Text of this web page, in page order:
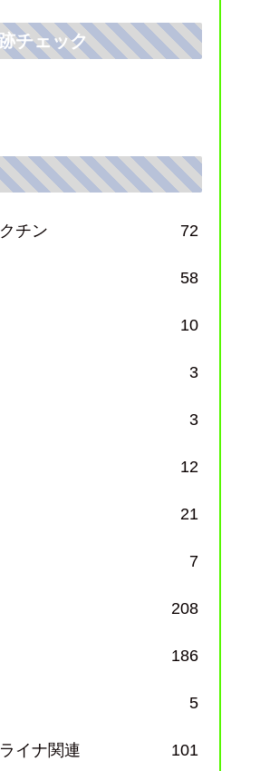
チェック
チン 72
58
10
3
3
12
21
7
208
186
5
イナ関連 101